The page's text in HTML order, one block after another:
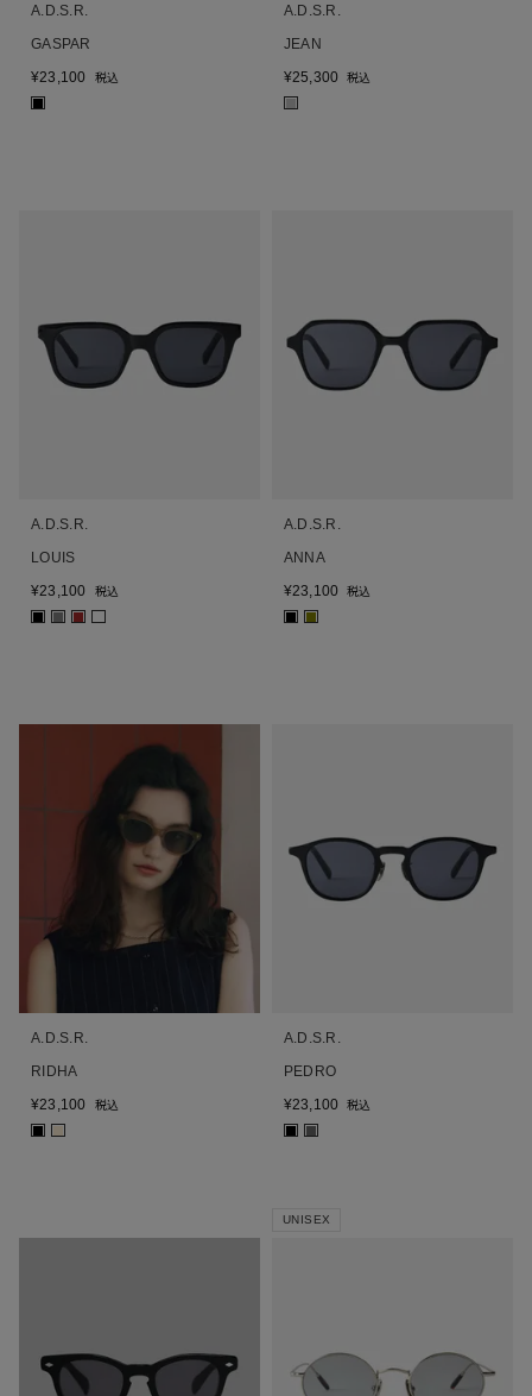
A.D.S.R.
GASPAR
¥23,100 税込
■
A.D.S.R.
JEAN
¥25,300 税込
■
A.D.S.R.
LOUIS
¥23,100 税込
■ ■ ■
A.D.S.R.
ANNA
¥23,100 税込
■ ■
A.D.S.R.
RIDHA
¥23,100 税込
A.D.S.R.
PEDRO
¥23,100 税込
UNISEX